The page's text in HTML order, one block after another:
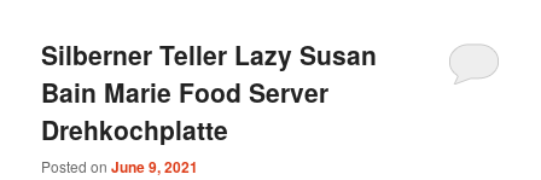
content
content
Silberner Teller Lazy Susan
Bain Marie Food Server
Drehkochplatte
Posted onJune 9, 2021